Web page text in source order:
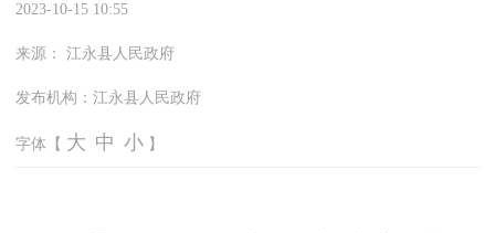
2023-10-15 10:55
来源： 江永县人民政府
发布机构： 江永县人民政府
字体【 大 中 小 】